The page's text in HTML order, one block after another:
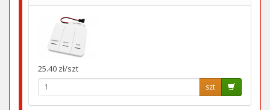
25.40 zł/szt
szt